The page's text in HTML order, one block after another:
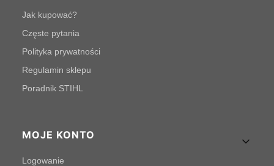
Jak kupować?
Częste pytania
Polityka prywatności
Regulamin sklepu
Poradnik STIHL
MOJE KONTO
Logowanie